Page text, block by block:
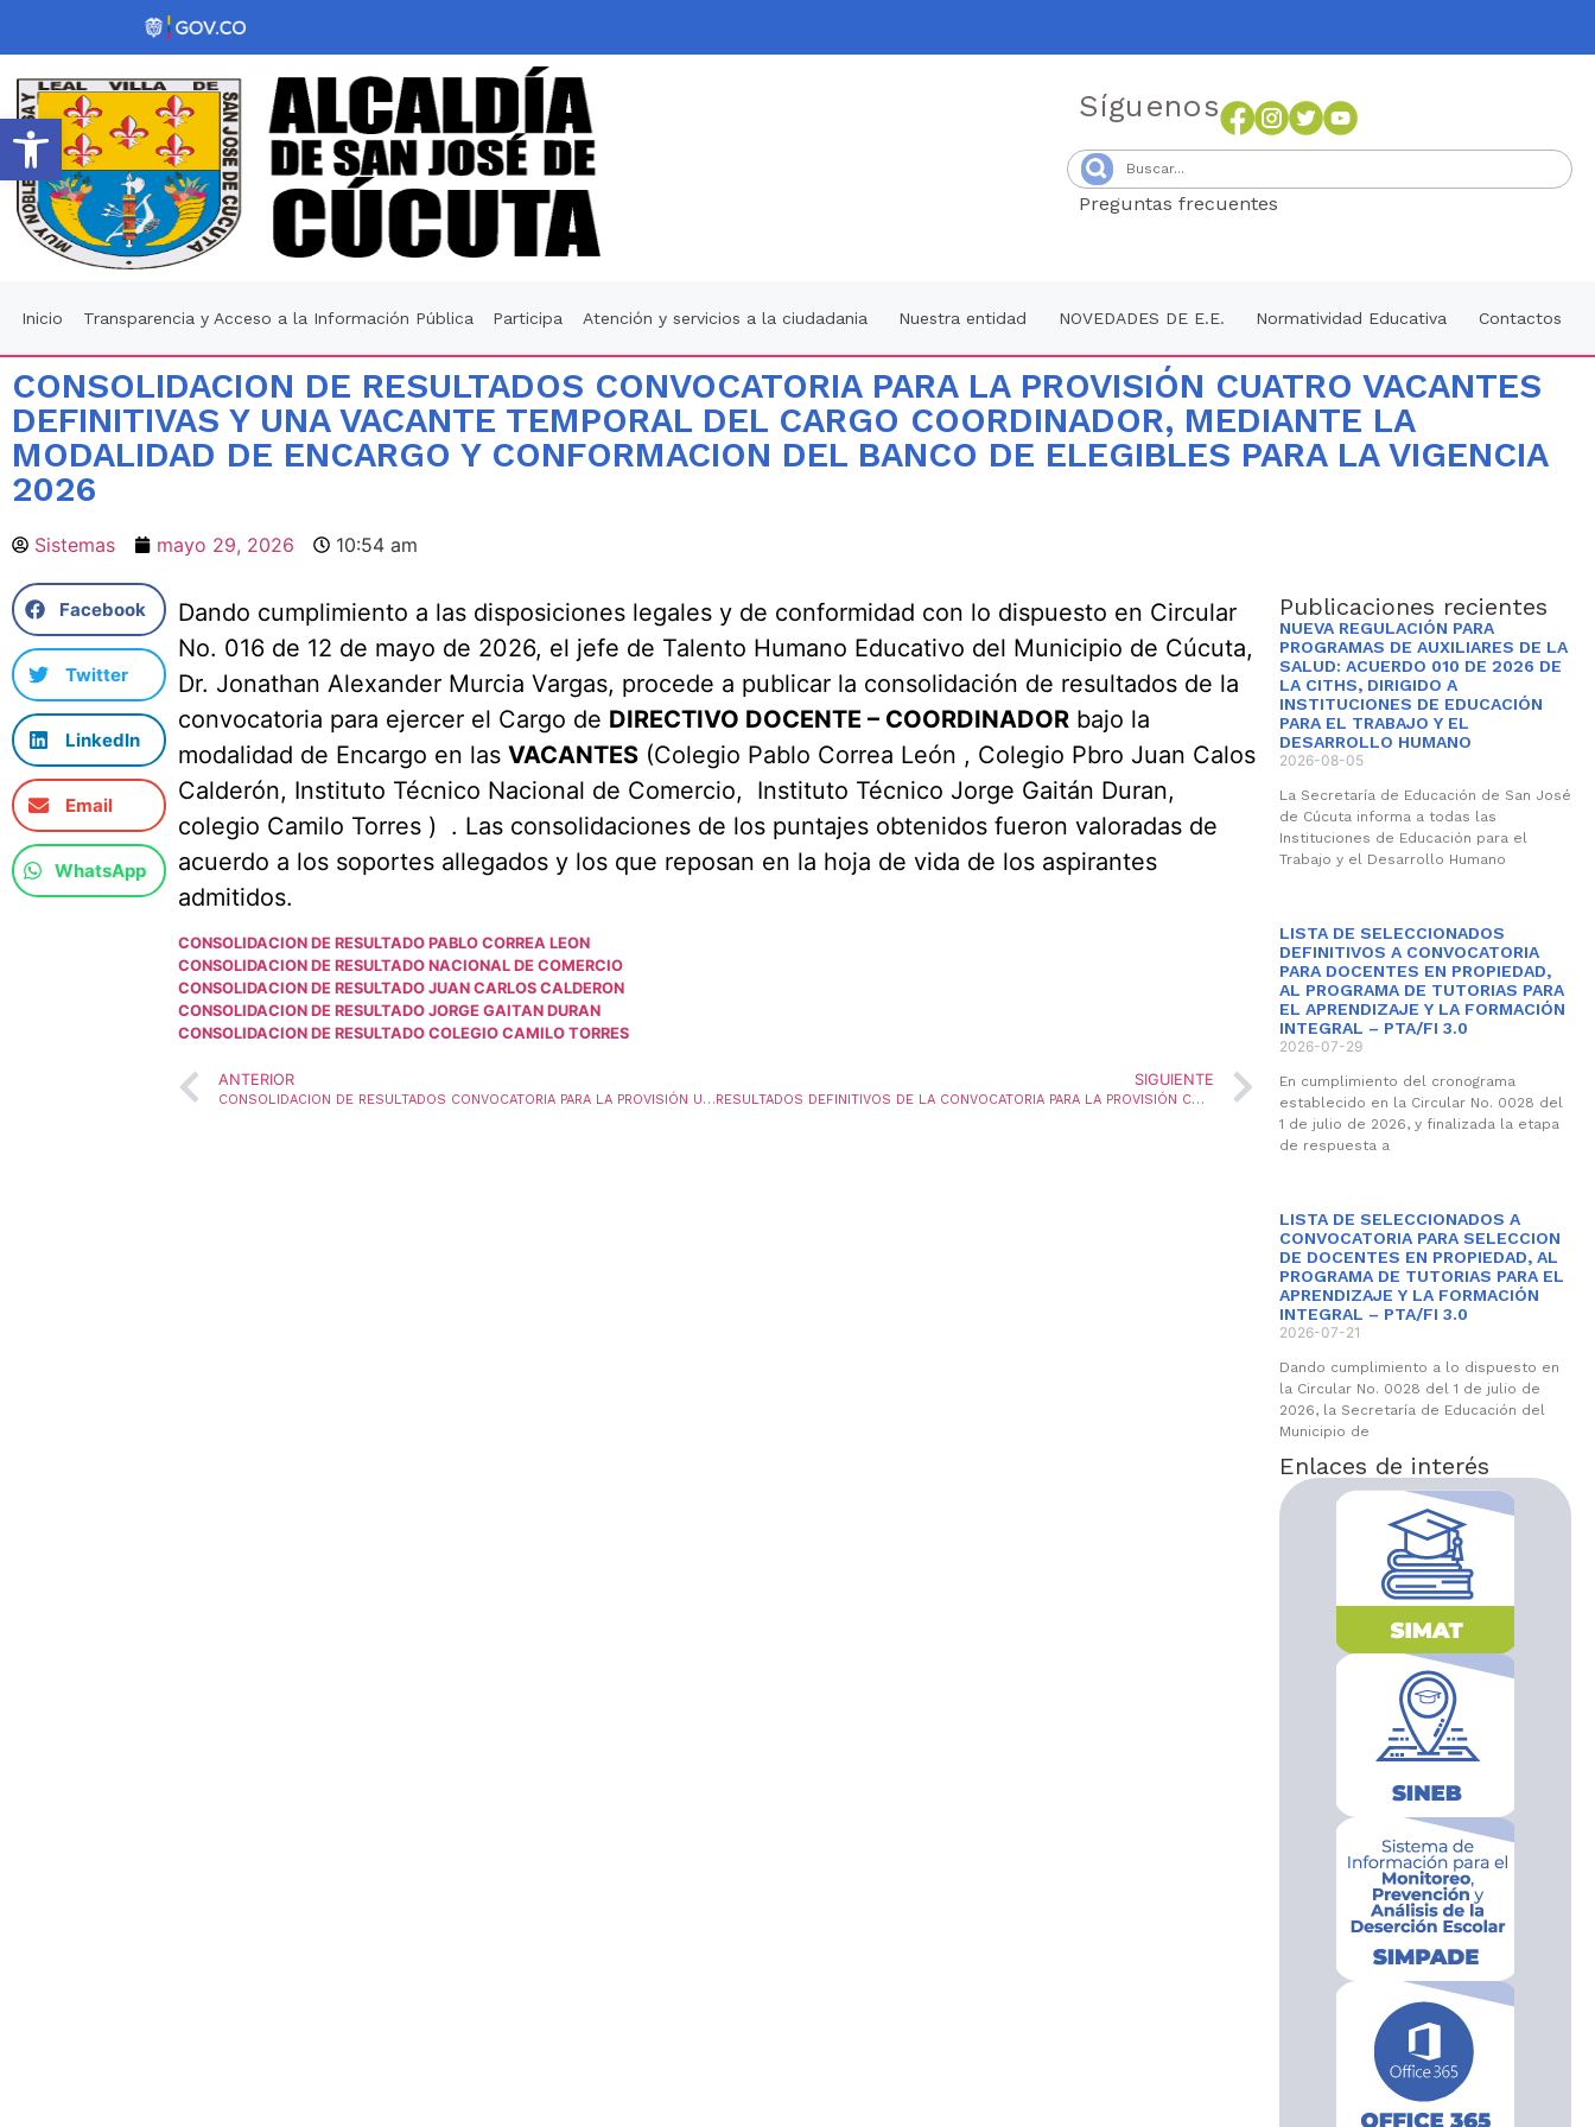
Abrir barra de herramientas
Síguenos
Preguntas frecuentes
Inicio Transparencia y Acceso a la Información Pública Participa Atención y servicios a la ciudadania Nuestra entidad NOVEDADES DE E.E. Normatividad Educativa Contactos
CONSOLIDACION DE RESULTADOS CONVOCATORIA PARA LA PROVISIÓN CUATRO VACANTES
DEFINITIVAS Y UNA VACANTE TEMPORAL DEL CARGO COORDINADOR, MEDIANTE LA
MODALIDAD DE ENCARGO Y CONFORMACION DEL BANCO DE ELEGIBLES PARA LA VIGENCIA
2026
Sistemas mayo 29, 2026 10:54 am
Facebook
Twitter
LinkedIn
Email
WhatsApp
Dando cumplimiento a las disposiciones legales y de conformidad con lo dispuesto en Circular
No. 016 de 12 de mayo de 2026, el jefe de Talento Humano Educativo del Municipio de Cúcuta,
Dr. Jonathan Alexander Murcia Vargas, procede a publicar la consolidación de resultados de la
convocatoria para ejercer el Cargo de DIRECTIVO DOCENTE – COORDINADORbajo la
modalidad de Encargo en las VACANTES(Colegio Pablo Correa León , Colegio Pbro Juan Calos
Calderón, Instituto Técnico Nacional de Comercio, Instituto Técnico Jorge Gaitán Duran,
colegio Camilo Torres ) . Las consolidaciones de los puntajes obtenidos fueron valoradas de
acuerdo a los soportes allegados y los que reposan en la hoja de vida de los aspirantes
admitidos.
CONSOLIDACION DE RESULTADO PABLO CORREA LEON
CONSOLIDACION DE RESULTADO NACIONAL DE COMERCIO
CONSOLIDACION DE RESULTADO JUAN CARLOS CALDERON
CONSOLIDACION DE RESULTADO JORGE GAITAN DURAN
CONSOLIDACION DE RESULTADO COLEGIO CAMILO TORRES
ANTERIOR
CONSOLIDACION DE RESULTADOS CONVOCATORIA PARA LA PROVISIÓN UNA VACANTE DEFINITIVA Y UNA VACANTE TEMPORAL EN EL CARGO DE RECTOR, MEDIANTE LA MODALIDAD DE ENCARGO Y CONFORMACION DEL BANCO DE ELEGIBLES PARA LA VIGENCIA 2026
SIGUIENTE
RESULTADOS DEFINITIVOS DE LA CONVOCATORIA PARA LA PROVISIÓN CUATRO VACANTES DEFINITIVAS Y UNA VACANTE TEMPORAL DEL CARGO COORDINADOR, MEDIANTE LA MODALIDAD DE ENCARGO Y CONFORMACION DEL BANCO DE ELEGIBLES PARA LA VIGENCIA
Publicaciones recientes
NUEVA REGULACIÓN PARA
PROGRAMAS DE AUXILIARES DE LA
SALUD: ACUERDO 010 DE 2026 DE
LA CITHS, DIRIGIDO A
INSTITUCIONES DE EDUCACIÓN
PARA EL TRABAJO Y EL
DESARROLLO HUMANO
2026-08-05
La Secretaría de Educación de San José
de Cúcuta informa a todas las
Instituciones de Educación para el
Trabajo y el Desarrollo Humano
LISTA DE SELECCIONADOS
DEFINITIVOS A CONVOCATORIA
PARA DOCENTES EN PROPIEDAD,
AL PROGRAMA DE TUTORIAS PARA
EL APRENDIZAJE Y LA FORMACIÓN
INTEGRAL – PTA/FI 3.0
2026-07-29
En cumplimiento del cronograma
establecido en la Circular No. 0028 del
1 de julio de 2026, y finalizada la etapa
de respuesta a
LISTA DE SELECCIONADOS A
CONVOCATORIA PARA SELECCION
DE DOCENTES EN PROPIEDAD, AL
PROGRAMA DE TUTORIAS PARA EL
APRENDIZAJE Y LA FORMACIÓN
INTEGRAL – PTA/FI 3.0
2026-07-21
Dando cumplimiento a lo dispuesto en
la Circular No. 0028 del 1 de julio de
2026, la Secretaría de Educación del
Municipio de
Enlaces de interés